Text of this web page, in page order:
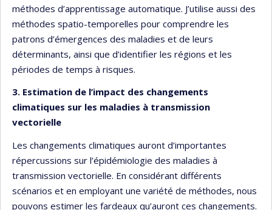
méthodes d’apprentissage automatique. J’utilise aussi des
méthodes spatio-temporelles pour comprendre les
patrons d’émergences des maladies et de leurs
déterminants, ainsi que d’identifier les régions et les
périodes de temps à risques.
3. Estimation de l’impact des changements
climatiques sur les maladies à transmission
vectorielle
Les changements climatiques auront d’importantes
répercussions sur l’épidémiologie des maladies à
transmission vectorielle. En considérant différents
scénarios et en employant une variété de méthodes, nous
pouvons estimer les fardeaux qu’auront ces changements.